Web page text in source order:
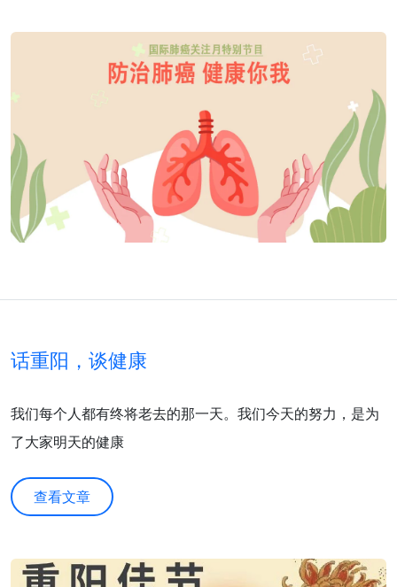
话重阳，谈健康
我们每个人都有终将老去的那一天。我们今天的努力，是为
了大家明天的健康
查看文章